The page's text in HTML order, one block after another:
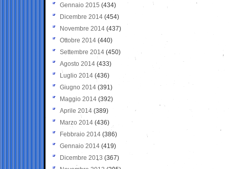
Gennaio 2015 (434)
Dicembre 2014 (454)
Novembre 2014 (437)
Ottobre 2014 (440)
Settembre 2014 (450)
Agosto 2014 (433)
Luglio 2014 (436)
Giugno 2014 (391)
Maggio 2014 (392)
Aprile 2014 (389)
Marzo 2014 (436)
Febbraio 2014 (386)
Gennaio 2014 (419)
Dicembre 2013 (367)